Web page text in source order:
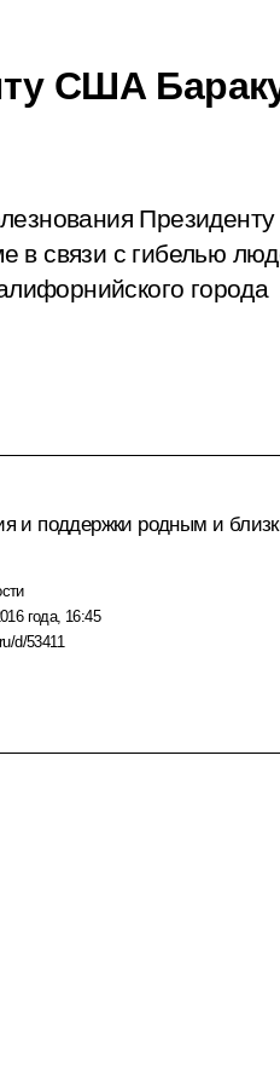
США
Президенту
в связи с гибелью
города
и поддержки родным и
года, 16:45
d/53411